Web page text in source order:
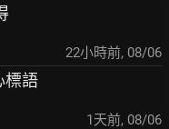
22小時前, 08/06
標語
1天前, 08/06